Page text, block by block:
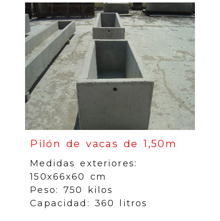
Pilón de vacas de 1,50m
Medidas exteriores:
150x66x60 cm
Peso: 750 kilos
Capacidad: 360 litros